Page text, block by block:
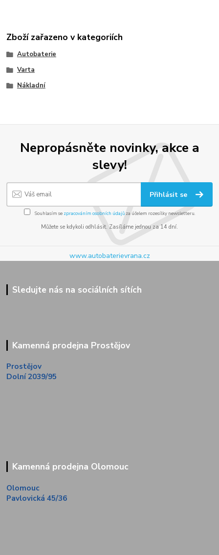
Zboží zařazeno v kategoriích
Autobaterie
Varta
Nákladní
Nepropásněte novinky, akce a
slevy!
Přihlásit se
Souhlasím se zpracováním osobních údajůza účelem rozesílky newsletteru.
Můžete se kdykoli odhlásit. Zasíláme jednou za 14 dní.
www.autobaterievrana.cz
Sledujte nás na sociálních sítích
Kamenná prodejna Prostějov
Prostějov
Dolní 2039/95
Kamenná prodejna Olomouc
Olomouc
Pavlovická 45/36